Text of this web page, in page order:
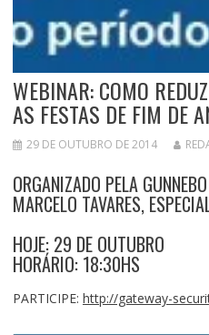
WEBINAR: COMO
AS FESTAS DE FIM DE
29 DE OUTUBRO DE 2014
ORGANIZADO PELA
MARCELO TAVARES,
HOJE: 29 DE OUTUBRO
HORÁRIO: 18:30HS
PARTICIPE: http://gateway-